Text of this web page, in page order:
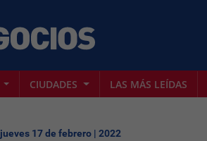
CIUDADES LAS MÁS LEÍDAS
jueves 17 de febrero | 2022